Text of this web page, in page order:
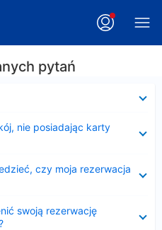
pytań
nie posiadając karty
czy moja rezerwacja
swoją rezerwację